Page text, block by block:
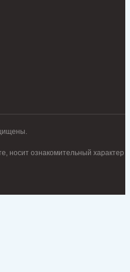
носит ознакомительный характер